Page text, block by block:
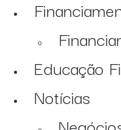
Educação
Notícias